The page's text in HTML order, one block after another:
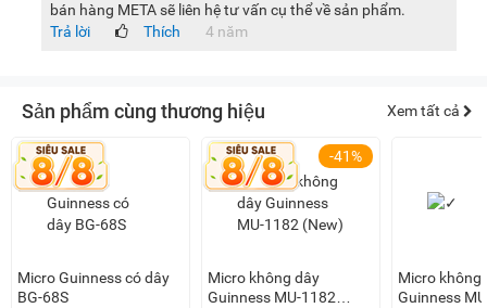
bán hàng META sẽ liên hệ tư vấn cụ thể về sản phẩm.
Trả lời
Thích 4 năm
Sản phẩm cùng thương hiệu Xem tất cả
Micro Guinness có dây
BG-68S
-41%
Micro không dây
Guinness MU-1182
Micro không
Guinness